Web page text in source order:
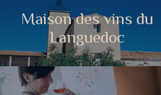
Maison des vins du
Languedoc